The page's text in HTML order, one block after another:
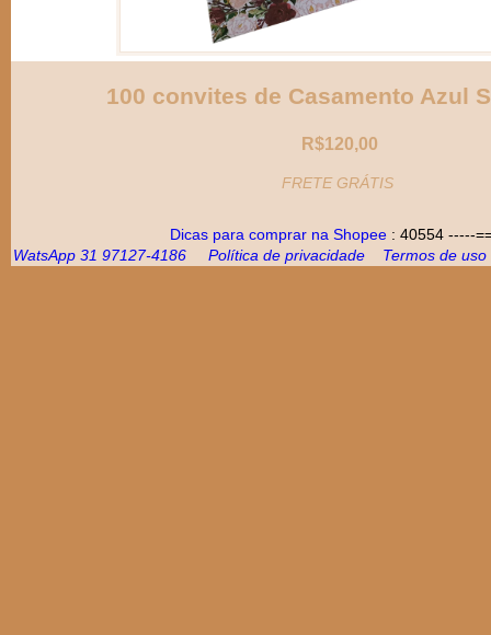
100 convites de Casamento Azul
R$120,00
FRETE GRÁTIS
Dicas para comprar na Shopee : 40554 -----
WatsApp 31 97127-4186
Política de privacidade Termos de uso